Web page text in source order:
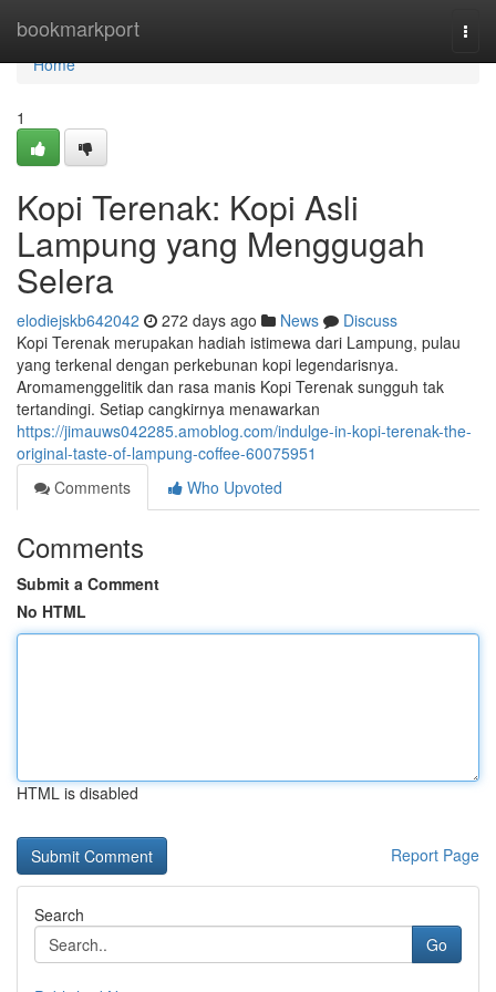
bookmarkport
Home
Home
1
Kopi Terenak: Kopi Asli
Lampung yang Menggugah
Selera
elodiejskb642042 272 days ago News
Discuss
Kopi Terenak merupakan hadiah istimewa dari Lampung, pulau
yang terkenal dengan perkebunan kopi legendarisnya.
Aromamenggelitik dan rasa manis Kopi Terenak sungguh tak
tertandingi. Setiap cangkirnya menawarkan
https://jimauws042285.amoblog.com/indulge-in-kopi-terenak-the-
original-taste-of-lampung-coffee-60075951
Comments
Who Upvoted
Comments
Submit a Comment
No HTML
HTML is disabled
Report Page
Search
Go